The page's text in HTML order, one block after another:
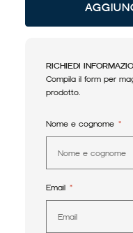
-
RICHIEDI
Compila il form per
prodotto.
Nome e cognome
Email